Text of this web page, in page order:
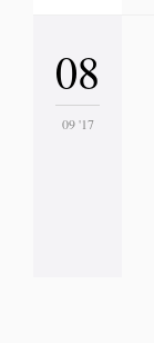
08
09 '17